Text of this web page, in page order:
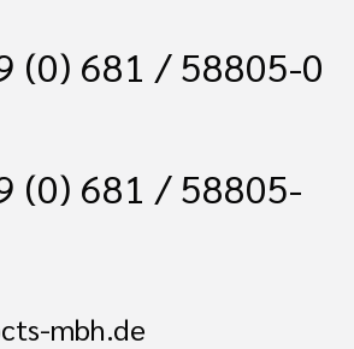
(0) 681 / 58805-0
(0) 681 / 58805-
mbh.de